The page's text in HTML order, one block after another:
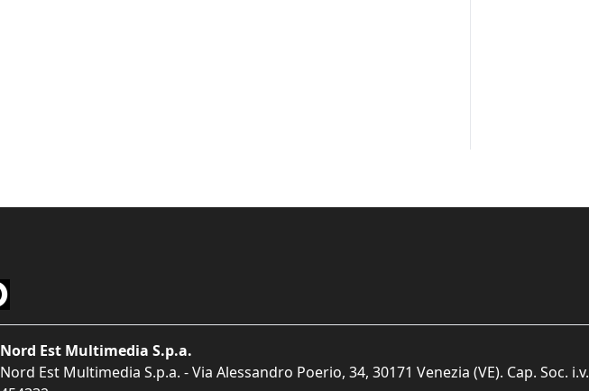
Nord Est Multimedia S.p.a.
Nord Est Multimedia S.p.a. - Via Alessandro Poerio, 34, 30171 Venezia (VE). Cap. Soc.